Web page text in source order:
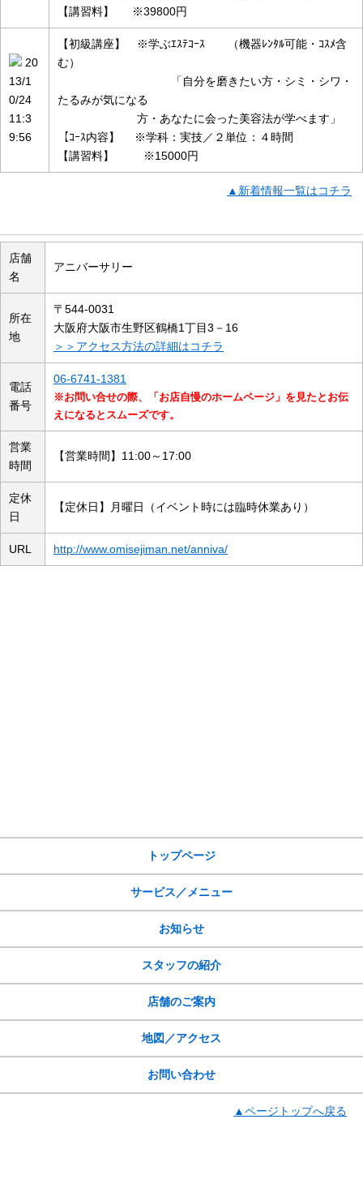
【講習料】 ※39800円
20
13/1
0/24
11:3
9:56
【初級講座】 ※学ぶｴｽﾃｺｰｽ （機器ﾚﾝﾀﾙ可能・ｺｽﾒ含
む）
「自分を磨きたい方・シミ・シワ・
たるみが気になる
方・あなたに会った美容法が学べます」
【ｺｰｽ内容】 ※学科：実技／２単位：４時間
【講習料】 ※15000円
▲新着情報一覧はコチラ
店舗
名
アニバーサリー
所在
地
〒544-0031
大阪府大阪市生野区鶴橋1丁目3－16
＞＞アクセス方法の詳細はコチラ
電話
番号
06-6741-1381
※お問い合せの際、「お店自慢のホームページ」を見たとお伝
えになるとスムーズです。
営業
時間
【営業時間】11:00～17:00
定休
日
【定休日】月曜日（イベント時には臨時休業あり）
URL http://www.omisejiman.net/anniva/
トップページ
サービス／メニュー
お知らせ
スタッフの紹介
店舗のご案内
地図／アクセス
お問い合わせ
▲ページトップへ戻る